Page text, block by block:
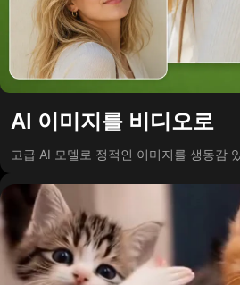
AI 이미지를 비디오로
고급 AI 모델로 정적인 이미지를 생동감